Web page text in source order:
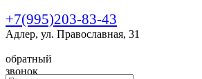
+7(995)203-83-43
Адлер, ул. Православная, 31
обратный
звонок